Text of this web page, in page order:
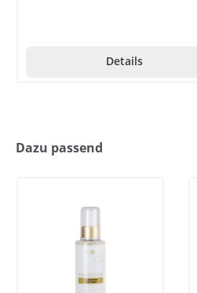
Details
Dazu passend